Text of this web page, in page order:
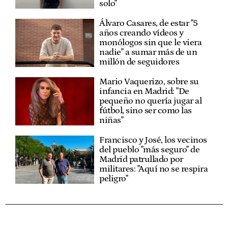
solo"
Álvaro Casares, de estar "5
años creando vídeos y
monólogos sin que le viera
nadie" a sumar más de un
millón de seguidores
Mario Vaquerizo, sobre su
infancia en Madrid: "De
pequeño no quería jugar al
fútbol, sino ser como las
niñas"
Francisco y José, los vecinos
del pueblo "más seguro" de
Madrid patrullado por
militares: "Aquí no se respira
peligro"